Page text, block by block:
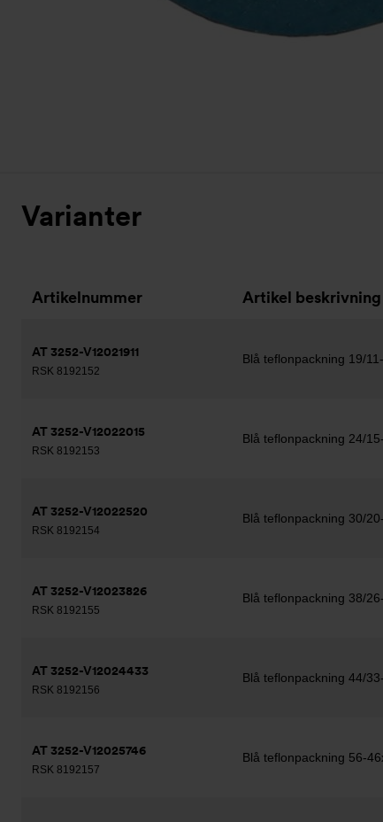
Varianter
Artikelnummer Artikel beskrivning
AT 3252-V12021911
RSK 8192152
Blå teflonpackning 19/
AT 3252-V12022015
RSK 8192153
Blå teflonpackning 24/
AT 3252-V12022520
RSK 8192154
Blå teflonpackning 30/
AT 3252-V12023826
RSK 8192155
Blå teflonpackning 38/
AT 3252-V12024433
RSK 8192156
Blå teflonpackning 44/
AT 3252-V12025746
RSK 8192157
Blå teflonpackning 56-